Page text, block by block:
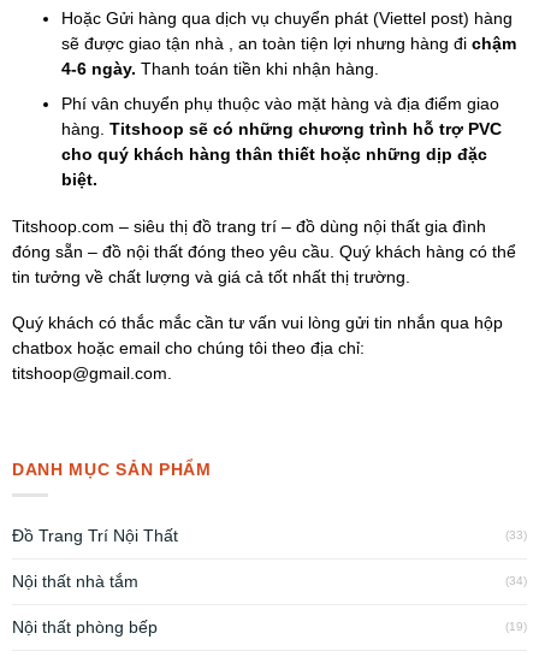
DANH MỤC SẢN PHẨM
Đồ Trang Trí Nội Thất (33)
Nội thất nhà tắm (34)
Nội thất phòng bếp (19)
Hoặc Gửi hàng qua dịch vụ chuyển phát (Viettel post) hàng
sẽ được giao tận nhà , an toàn tiện lợi nhưng hàng đichậm
4-6 ngày.Thanh toán tiền khi nhận hàng.
Phí vân chuyển phụ thuộc vào mặt hàng và địa điểm giao
hàng.Titshoop sẽ có những chương trình hỗ trợ PVC
cho quý khách hàng thân thiết hoặc những dịp đặc
biệt.
Titshoop.com – siêu thị đồ trang trí – đồ dùng nội thất gia đình
đóng sẵn – đồ nội thất đóng theo yêu cầu. Quý khách hàng có thể
tin tưởng về chất lượng và giá cả tốt nhất thị trường.
Quý khách có thắc mắc cần tư vấn vui lòng gửi tin nhắn qua hộp
chatbox hoặc email cho chúng tôi theo địa chỉ:
titshoop@gmail.com.